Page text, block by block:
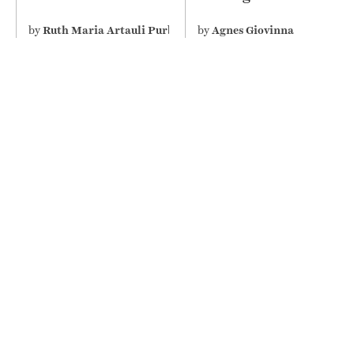
differently
byRuth Maria Artauli Purba
Screen
byAgnes Giovinna